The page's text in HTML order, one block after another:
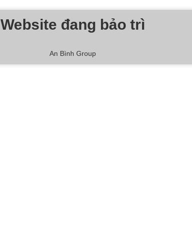
Website đang bảo trì
An Bình Group